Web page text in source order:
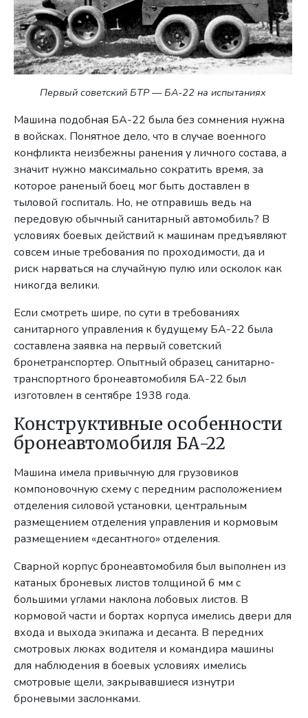
Первый советский БТР — БА-22 на испытаниях
Машина подобная БА-22 была без сомнения нужна
в войсках. Понятное дело, что в случае военного
конфликта неизбежны ранения у личного состава, а
значит нужно максимально сократить время, за
которое раненый боец мог быть доставлен в
тыловой госпиталь. Но, не отправишь ведь на
передовую обычный санитарный автомобиль? В
условиях боевых действий к машинам предъявляют
совсем иные требования по проходимости, да и
риск нарваться на случайную пулю или осколок как
никогда велики.
Если смотреть шире, по сути в требованиях
санитарного управления к будущему БА-22 была
составлена заявка на первый советский
бронетранспортер. Опытный образец санитарно-
транспортного бронеавтомобиля БА-22 был
изготовлен в сентябре 1938 года.
Конструктивные особенности
бронеавтомобиля БА-22
Машина имела привычную для грузовиков
компоновочную схему с передним расположением
отделения силовой установки, центральным
размещением отделения управления и кормовым
размещением «десантного» отделения.
Сварной корпус бронеавтомобиля был выполнен из
катаных броневых листов толщиной 6 мм с
большими углами наклона лобовых листов. В
кормовой части и бортах корпуса имелись двери для
входа и выхода экипажа и десанта. В передних
смотровых люках водителя и командира машины
для наблюдения в боевых условиях имелись
смотровые щели, закрывавшиеся изнутри
броневыми заслонками.